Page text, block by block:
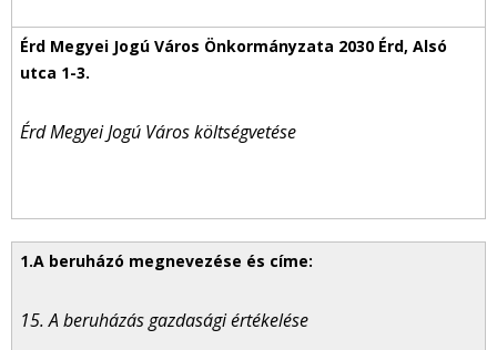
Érd Megyei Jogú Város költségvetése
15. A beruházás gazdasági értékelése